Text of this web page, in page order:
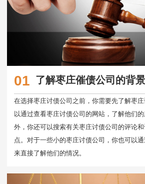
01 了解枣庄催债公司的背景
在选择枣庄讨债公司之前，你需要先了解枣庄
以通过查看枣庄讨债公司的网站，了解他们
外，你还可以搜索有关枣庄讨债公司的评论
点。对于一些小的枣庄讨债公司，你也可以
来直接了解他们的情况。